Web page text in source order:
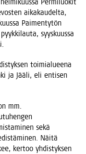
Per­mi­luo­kit
aika­kau­del­ta,
Pai­men­ty­tön
syys­kuus­sa
toi­mia­lu­ee­na
ja Jää­li, eli enti­sen
mm.
sekä
Näi­tä
ker­too yhdis­tyk­sen